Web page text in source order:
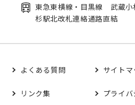
東急東横線・目黒線 武蔵小
杉駅北改札連絡通路直結
よくある質問 サイト
リンク集 プライ